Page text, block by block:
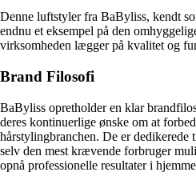
Denne luftstyler fra BaByliss, kendt
endnu et eksempel på den
virksomheden lægger på kvalitet og
Brand Filosofi
BaByliss opretholder en klar
deres kontinuerlige ønske om at
hårstylingbranchen. De er dedikerede
selv den mest krævende forbruger
opnå professionelle resultater i